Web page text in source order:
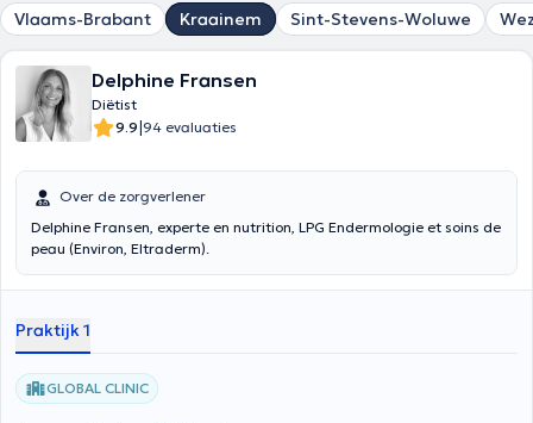
Vlaams-Brabant Kraainem Sint-Stevens-Woluwe
Delphine Fransen
Diëtist
9.9|94 evaluaties
Over de zorgverlener
Delphine Fransen, experte en nutrition, LPG Endermologie et soins de
peau (Environ, Eltraderm).
Praktijk 1
GLOBAL CLINIC